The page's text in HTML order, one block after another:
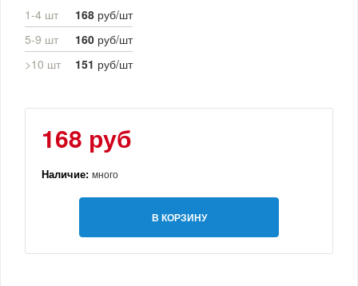
1-4 шт 168 руб/шт
5-9 шт
160 руб/шт
>10 шт
151 руб/шт
168 руб
Наличие: много
В КОРЗИНУ